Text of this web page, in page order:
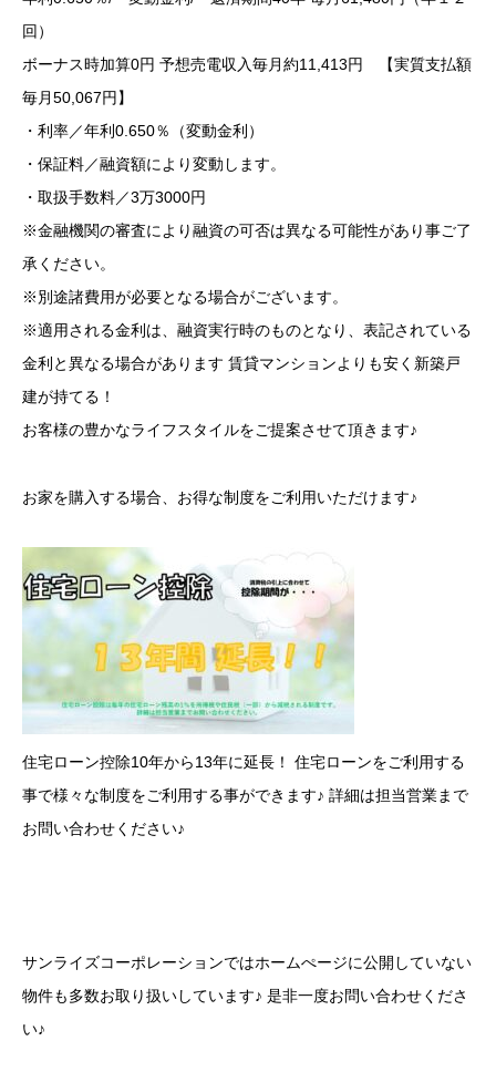
回）
ボーナス時加算0円 予想売電収入毎月約11,413円 【実質支払額
毎月50,067円】
・利率／年利0.650％（変動金利）
・保証料／融資額により変動します。
・取扱手数料／3万3000円
※金融機関の審査により融資の可否は異なる可能性があり事ご了
承ください。
※別途諸費用が必要となる場合がございます。
※適用される金利は、融資実行時のものとなり、表記されている
金利と異なる場合があります 賃貸マンションよりも安く新築戸
建が持てる！
お客様の豊かなライフスタイルをご提案させて頂きます♪
お家を購入する場合、お得な制度をご利用いただけます♪
住宅ローン控除10年から13年に延長！ 住宅ローンをご利用する
事で様々な制度をご利用する事ができます♪ 詳細は担当営業まで
お問い合わせください♪
サンライズコーポレーションではホームぺージに公開していない
物件も多数お取り扱いしています♪ 是非一度お問い合わせくださ
い♪